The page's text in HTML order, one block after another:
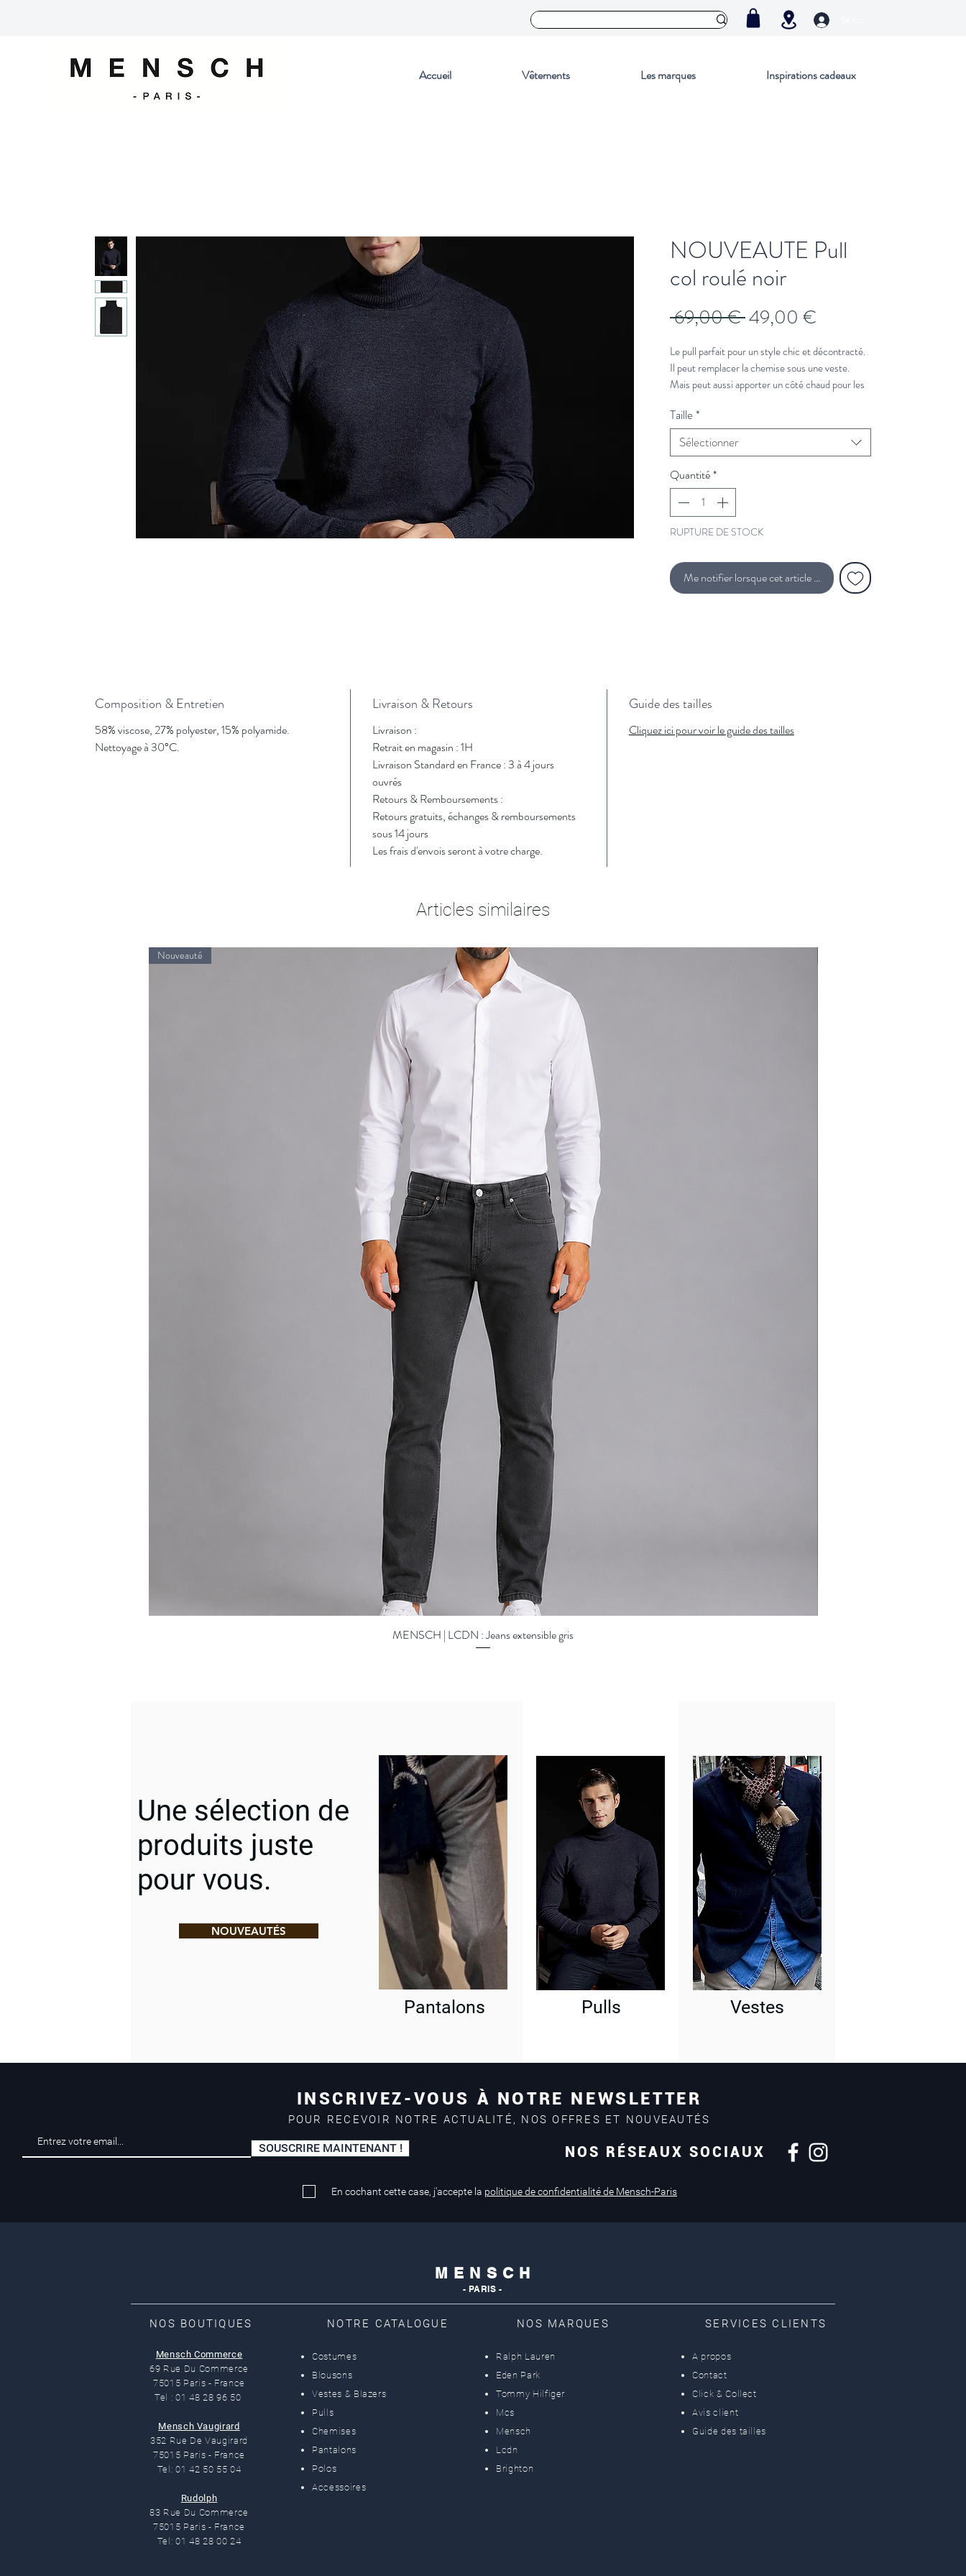
Accueil Vêtements Les marques Inspirations cadeaux
NOUVEAUTE Pull
col roulé noir
69,00 € Prix
49,00 €
Le pull parfait pour un style chic et décontracté.
Il peut remplacer la chemise sous une veste.
Mais peut aussi apporter un côté chaud pour les
À associer avec :
un jeanspour le week-end ou
semaine,
et uneveste en laine beige
Vous souhaitez plus de conseils de
stylisme?Cliquez ici et un styliste vous rappelle.
Voir le guide des tailles
Taille*
Sélectionner
Quantité*
RUPTURE DE STOCK
Me notifier lorsque cet article est disponible
Composition & Entretien
58% viscose, 27% polyester, 15% polyamide.
Nettoyage à 30°C.
Livraison & Retours
Livraison :
Retrait en magasin : 1H
Livraison Standard en France : 3 à 4 jours
ouvrés
Retours & Remboursements :
Retours gratuits, échanges & remboursements
sous 14 jours
Les frais d'envois seront à votre charge.
Guide des tailles
Cliquez ici pour voir le guide des tailles
Articles similaires
Aperçu rapide
Nouveauté
MENSCH | LCDN : Jeans extensible gris
Une sélection de
produits juste
pour vous.
NOUVEAUTÉS
Pantalons Pulls Vestes
Mastercard, Visa
en magasin
INSCRIVEZ-VOUS À NOTRE NEWSLETTER
POUR RECEVOIR NOTRE ACTUALITÉ, NOS OFFRES ET NOUVEAUTÉS
SOUSCRIRE MAINTENANT ! NOS RÉSEAUX SOCIAUX
En cochant cette case, j'accepte la politique de confidentialité de Mensch-Paris
M E N S C H
- PARIS -
NOS BOUTIQUES
Mensch Commerce
69 Rue Du Commerce
75015 Paris - France
Tel : 01 48 28 96 50
Mensch Vaugirard
352 Rue De Vaugirard
75015 Paris - France
Tel: 01 42 50 55 04
Rudolph
83 Rue Du Commerce
75015 Paris - France
Tel: 01 48 28 00 24
NOTRE CATALOGUE
Costumes
Blousons
Vestes & Blazers
Pulls
Chemises
Pantalons
Polos
Accessoires
NOS MARQUES
Ralph Lauren
Eden Park
Tommy Hilfiger
Mcs
Mensch
Lcdn
Brighton
SERVICES CLIENTS
A propos
Contact
Click & Collect
Avis client
Guide des tailles